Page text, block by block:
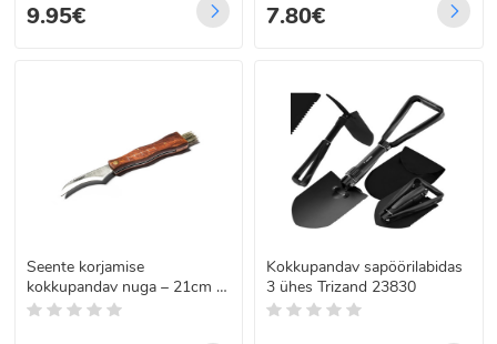
9.95€ 7.80€
Seente korjamise
kokkupandav nuga – 21cm /
11cm / 8cm
Kokkupandav sapöörilabidas
3 ühes Trizand 23830